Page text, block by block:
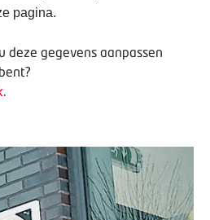
pagina.
gegevens aanpassen
.